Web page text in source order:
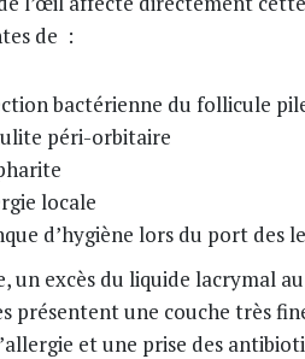
de :
bactérienne du follicule
péri-orbitaire
locale
d’hygiène lors du port des
un excès du liquide lacrymal
présentent une couche très
et une prise des